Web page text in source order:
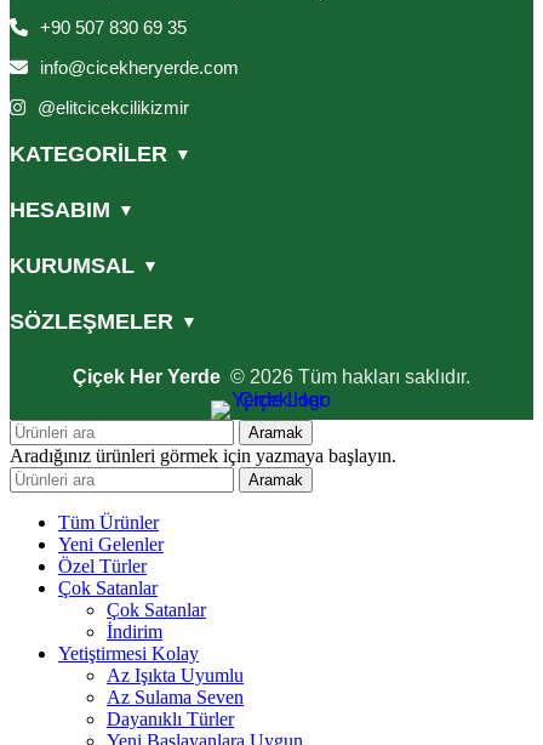
+90 507 830 69 35
info@cicekheryerde.com
@elitcicekcilikizmir
KATEGORİLER ▼
HESABIM ▼
KURUMSAL ▼
SÖZLEŞMELER ▼
Çiçek Her Yerde © 2026 Tüm hakları saklıdır.
Aramak
Aradığınız ürünleri görmek için yazmaya başlayın.
Aramak
Tüm Ürünler
Yeni Gelenler
Özel Türler
Çok Satanlar
Çok Satanlar
İndirim
Yetiştirmesi Kolay
Az Işıkta Uyumlu
Az Sulama Seven
Dayanıklı Türler
Yeni Başlayanlara Uygun